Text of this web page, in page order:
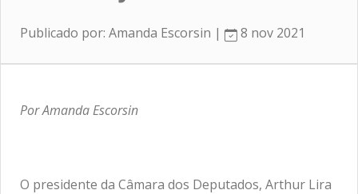
Publicado por: Amanda Escorsin | 8 nov 2021
Por Amanda Escorsin
O presidente da Câmara dos Deputados, Arthur Lira